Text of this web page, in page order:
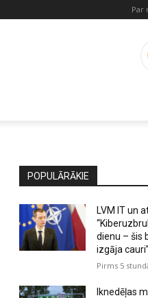
Par
POPULĀRĀKIE
LVM IT un
dienu – šis
izgāja cauri”
Pirms 5
Iknedēļas